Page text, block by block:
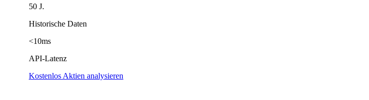
50 J.
Historische Daten
<10ms
API-Latenz
Kostenlos Aktien analysieren